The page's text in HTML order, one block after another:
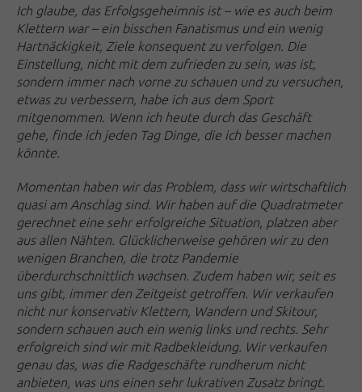
Ich glaube, das Erfolgsgeheimnis ist – wie es auch beim
Klettern war – ein bisschen Fanatismus und ein wenig
Hartnäckigkeit, Ziele konsequent zu verfolgen. Die
Einstellung, nicht mit dem zufrieden zu sein, was ist,
sondern immer nach vorne zu schauen und zu versuchen,
etwas zu verbessern, habe ich aus dem Sport
mitgenommen. Wenn ich heute durch das Geschäft
gehe, finde ich jeden Tag Dinge, die ich besser machen
könnte.
Momentan haben wir das Problem, dass wir wirtschaftlich
quasi am Anschlag sind. Wir haben auf die Quadratmeter
gerechnet eine sehr erfolgreiche Situation, platzen aber
aus allen Nähten. Glücklicherweise gehören wir zu den
wenigen Branchen, die trotz Pandemie
überdurchschnittlich wachsen. Zudem haben wir, seit es
uns gibt, immer den Zeitgeist getroffen. Wir verkaufen
nicht nur konservativ Klettern, Wandern und Skitour,
sondern schauen auch ein wenig links und rechts. Sehr
erfolgreich sind wir mit Radbekleidung. Wir verkaufen
genau das, was die Radgeschäfte rundherum nicht
anbieten, was uns einen sehr lukrativen Zusatz bringt.